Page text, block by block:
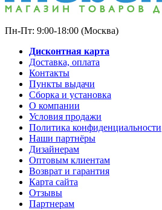
Пн-Пт: 9:00-18:00 (Москва)
Дисконтная карта
Доставка, оплата
Контакты
Пункты выдачи
Сборка и установка
О компании
Условия продажи
Политика конфиденциальности
Наши партнёры
Дизайнерам
Оптовым клиентам
Возврат и гарантия
Карта сайта
Отзывы
Партнерам